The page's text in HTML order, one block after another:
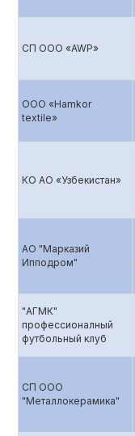
СП ООО «AWP»
ООО «Hamkor
textile»
КО АО «Узбекистан»
АО "Марказий
Ипподром"
"АГМК"
профессионалный
футбольный клуб
СП ООО
"Металлокерамика"